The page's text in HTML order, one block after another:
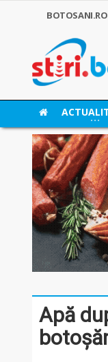
BOTOSANI.RO
Apă